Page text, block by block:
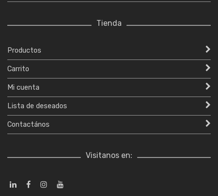
Tienda
Productos
Carrito
Mi cuenta
Lista de deseados
Contactános
Visitanos en: